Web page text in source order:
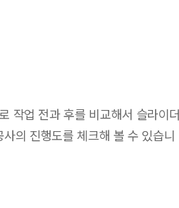
작업 전과 후를 비교해서 슬라이더
의 진행도를 체크해 볼 수 있습니